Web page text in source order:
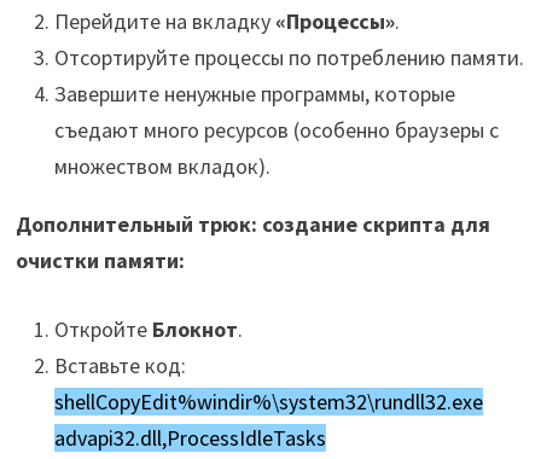
Перейдите на вкладку «Процессы».
Отсортируйте процессы по потреблению памяти.
Завершите ненужные программы, которые
съедают много ресурсов (особенно браузеры с
множеством вкладок).
Дополнительный трюк: создание скрипта для
очистки памяти:
Откройте Блокнот.
Вставьте код:
shellCopyEdit%windir%\system32\rundll32.exe
advapi32.dll,ProcessIdleTasks